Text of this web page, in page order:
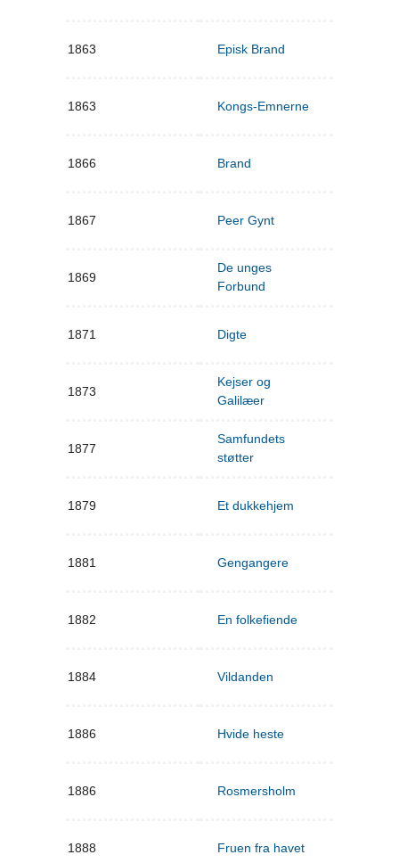
1863 Episk Brand
1863 Kongs-Emnerne
1866 Brand
1867 Peer Gynt
1869
De unges
Forbund
1871 Digte
1873
Kejser og
Galilæer
1877
Samfundets
støtter
1879 Et dukkehjem
1881 Gengangere
1882 En folkefiende
1884 Vildanden
1886 Hvide heste
1886 Rosmersholm
1888 Fruen fra havet